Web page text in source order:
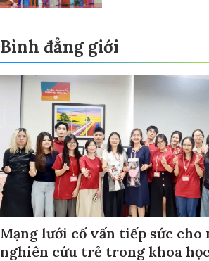
Bình đẳng giới
Mạng lưới cố vấn tiếp sức cho
nghiên cứu trẻ trong khoa học